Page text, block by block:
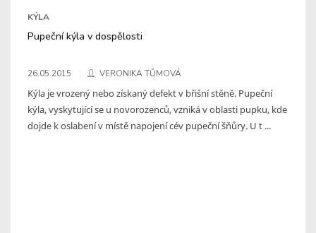
KÝLA
Pupeční kýla v dospělosti
26.05.2015 VERONIKA TŮMOVÁ
Kýla je vrozený nebo získaný defekt v břišní stěně. Pupeční
kýla, vyskytující se u novorozenců, vzniká v oblasti pupku, kde
dojde k oslabení v místě napojení cév pupeční šňůry. U t ...